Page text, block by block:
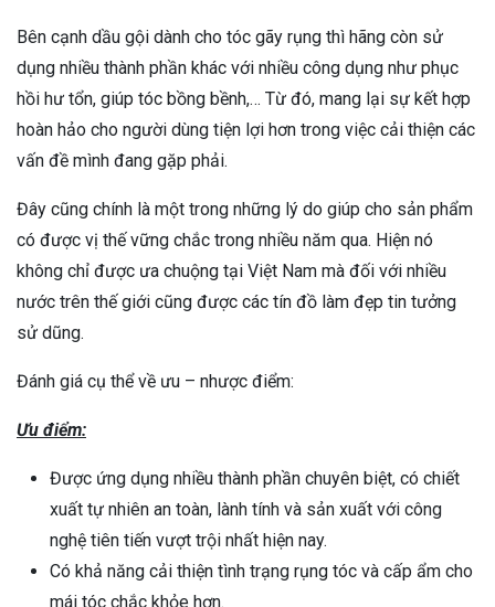
Bên cạnh dầu gội dành cho tóc gãy rụng thì hãng còn sử
dụng nhiều thành phần khác với nhiều công dụng như phục
hồi hư tổn, giúp tóc bồng bềnh,… Từ đó, mang lại sự kết hợp
hoàn hảo cho người dùng tiện lợi hơn trong việc cải thiện các
vấn đề mình đang gặp phải.
Đây cũng chính là một trong những lý do giúp cho sản phẩm
có được vị thế vững chắc trong nhiều năm qua. Hiện nó
không chỉ được ưa chuộng tại Việt Nam mà đối với nhiều
nước trên thế giới cũng được các tín đồ làm đẹp tin tưởng
sử dũng.
Đánh giá cụ thể về ưu – nhược điểm:
Ưu điểm:
Được ứng dụng nhiều thành phần chuyên biệt, có chiết
xuất tự nhiên an toàn, lành tính và sản xuất với công
nghệ tiên tiến vượt trội nhất hiện nay.
Có khả năng cải thiện tình trạng rụng tóc và cấp ẩm cho
mái tóc chắc khỏe hơn.